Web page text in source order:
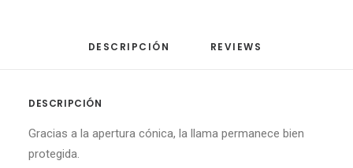
DESCRIPCIÓN REVIEWS
DESCRIPCIÓN
Gracias a la apertura cónica, la llama permanece bien
protegida.